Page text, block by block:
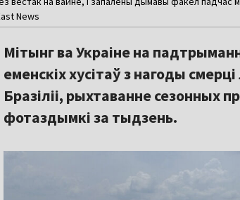
News
Мітынг ва Украіне на
еменскіх хусітаў з нагоды
Бразіліі, рыхтаванне сезонных
фотаздымкі за тыдзень.